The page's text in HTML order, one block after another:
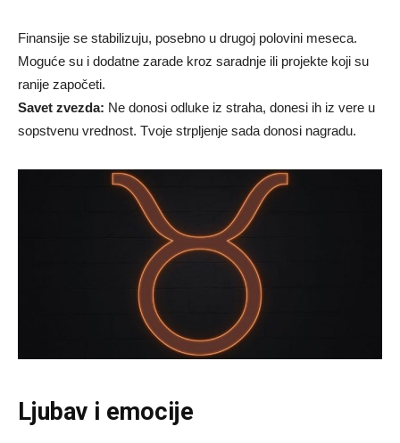
Finansije se stabilizuju, posebno u drugoj polovini meseca.
Moguće su i dodatne zarade kroz saradnje ili projekte koji su
ranije započeti.
Savet zvezda: Ne donosi odluke iz straha, donesi ih iz vere u
sopstvenu vrednost. Tvoje strpljenje sada donosi nagradu.
Ljubav i emocije